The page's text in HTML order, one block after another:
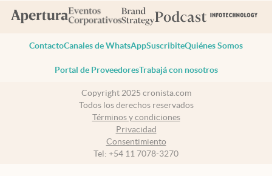
ContactoCanales de WhatsAppSuscribiteQuiénes Somos
Portal de ProveedoresTrabajá con nosotros
Copyright 2025 cronista.com
Todos los derechos reservados
Términos y condiciones
Privacidad
Consentimiento
Tel: +54 11 7078-3270